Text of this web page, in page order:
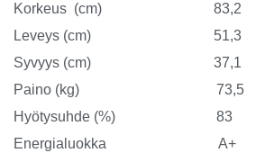
Korkeus (cm) 83,2
Leveys (cm) 51,3
Syvyys (cm) 37,1
Paino (kg) 73,5
Hyötysuhde (%) 83
Energialuokka A+